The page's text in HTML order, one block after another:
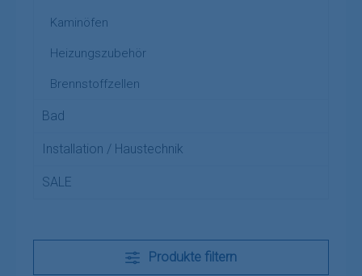
Kaminöfen
Heizungszubehör
Brennstoffzellen
Bad
Installation / Haustechnik
SALE
Produkte filtern